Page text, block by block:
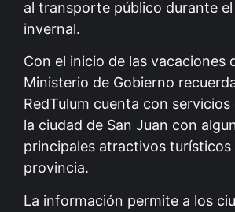
al transporte público durante el
invernal.
Con el inicio de las vacaciones
Ministerio de Gobierno
RedTulum cuenta con
la ciudad de San Juan con
principales atractivos turísticos
provincia.
La información permite a los